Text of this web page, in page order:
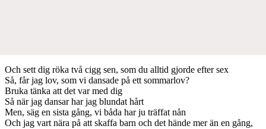
Och sett dig röka två cigg sen, som du alltid gjorde efter sex
Så, får jag lov, som vi dansade på ett sommarlov?
Bruka tänka att det var med dig
Så när jag dansar har jag blundat hårt
Men, säg en sista gång, vi båda har ju träffat nån
Och jag vart nära på att skaffa barn och det hände mer än en gång,